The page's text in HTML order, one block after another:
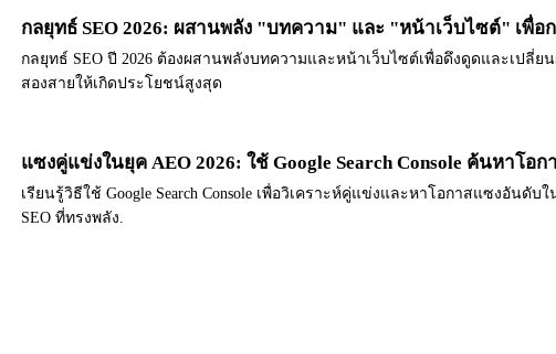
กลยุทธ์ SEO 2026: ผสานพลัง "บทความ" และ "หน้าเว็บไซต์" เพื่อ
กลยุทธ์ SEO ปี 2026 ต้องผสานพลังบทความและหน้าเว็บไซต์เพื่อดึงดูดและเปลี่ย
สองสายให้เกิดประโยชน์สูงสุด
แซงคู่แข่งในยุค AEO 2026: ใช้ Google Search Console ค้นหาโอก
เรียนรู้วิธีใช้ Google Search Console เพื่อวิเคราะห์คู่แข่งและหาโอกาสแซงอันดั
SEO ที่ทรงพลัง.